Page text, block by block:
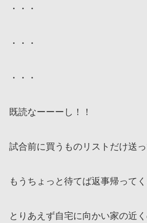
・・・
・・・
・・・
既読なーーーし！！
試合前に買うものリストだけ送
もうちょっと待てば返事帰って
とりあえず自宅に向かい家の近